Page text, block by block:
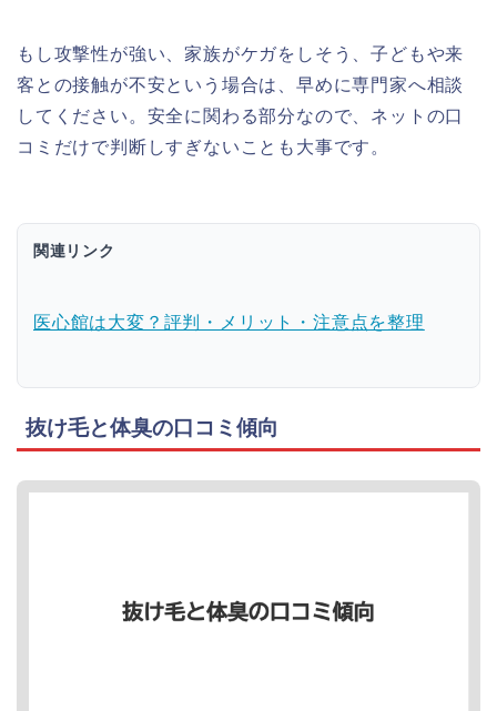
もし攻撃性が強い、家族がケガをしそう、子どもや来
客との接触が不安という場合は、早めに専門家へ相談
してください。安全に関わる部分なので、ネットの口
コミだけで判断しすぎないことも大事です。
関連リンク
医心館は大変？評判・メリット・注意点を整理
抜け毛と体臭の口コミ傾向